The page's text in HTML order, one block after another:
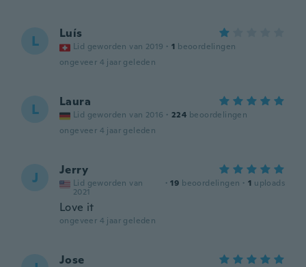
L Luís
Lid geworden van 2019 · 1 beoordelingen
ongeveer 4 jaar geleden
L Laura
Lid geworden van 2016 · 224 beoordelingen
ongeveer 4 jaar geleden
J Jerry
Lid geworden van
2021
· 19 beoordelingen · 1 uploads
Love it
ongeveer 4 jaar geleden
Jose